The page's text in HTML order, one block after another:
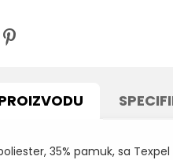
35% pamuk, sa